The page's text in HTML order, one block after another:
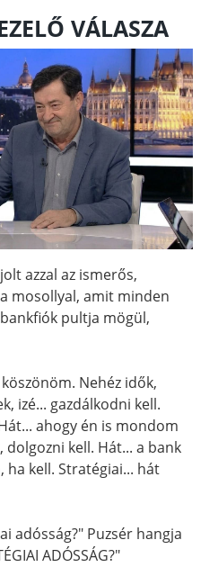
VÁLASZA
azzal az ismerős,
mosollyal, amit minden
pultja mögül,
köszönöm. Nehéz idők,
izé... gazdálkodni kell.
ahogy én is mondom
kell. Hát... a bank
ha kell. Stratégiai... hát
adósság?" Puzsér hangja
ADÓSSÁG?"